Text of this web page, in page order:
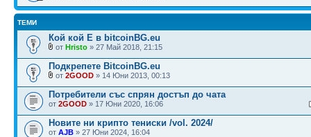
ТЕМИ
Кой кой Е в bitcoinBG.eu
от Hristo » 27 Май 2018, 21:15
Подкрепете BitcoinBG.eu
от 2GOOD » 14 Юни 2013, 00:13
Потребители със спрян достъп до чата
от 2GOOD » 17 Юни 2020, 16:06
Новите ни крипто тениски /vol. 2024/
от AJB » 27 Юни 2024, 16:04